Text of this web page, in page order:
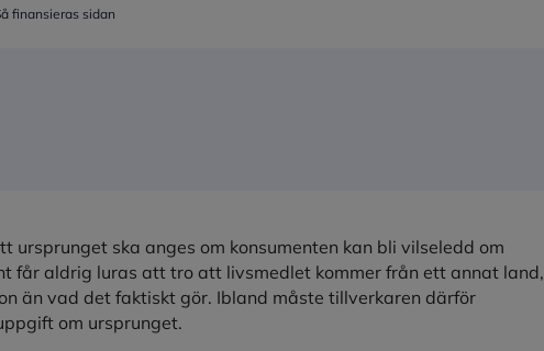
finansieras sidan
ursprunget ska anges om konsumenten kan bli vilseledd om
får aldrig luras att tro att livsmedlet kommer från ett annat land,
än vad det faktiskt gör. Ibland måste tillverkaren därför
om ursprunget.